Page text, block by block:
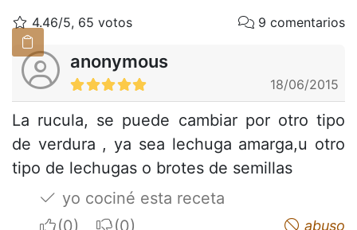
4.46/5, 65 votos 9 comentarios
anonymous
18/06/2015
La rucula, se puede cambiar por otro tipo
de verdura , ya sea lechuga amarga,u otro
tipo de lechugas o brotes de semillas
yo cociné esta receta
I apreciateI do not appreciate abuso